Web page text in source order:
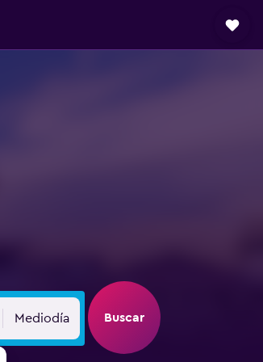
Mediodía Buscar